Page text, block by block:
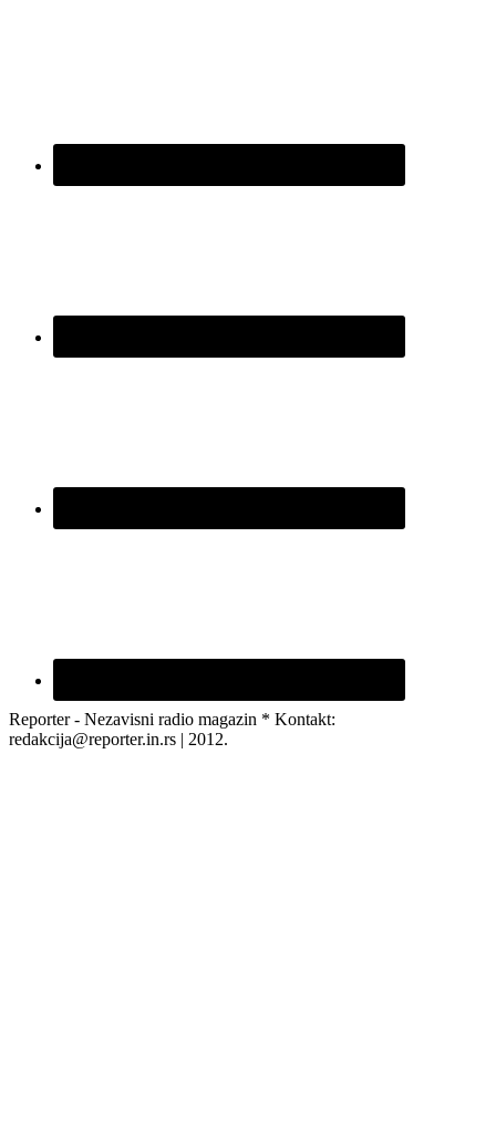
Reporter - Nezavisni radio magazin * Kontakt:
redakcija@reporter.in.rs | 2012.